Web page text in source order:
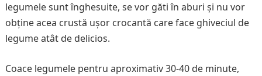
legumele sunt înghesuite, se vor găti în aburi și nu vor
obține acea crustă ușor crocantă care face ghiveciul de
legume atât de delicios.
Coace legumele pentru aproximativ 30-40 de minute,